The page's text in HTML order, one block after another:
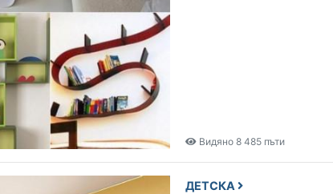
Видяно 8 485 пъти
ДЕТСКА